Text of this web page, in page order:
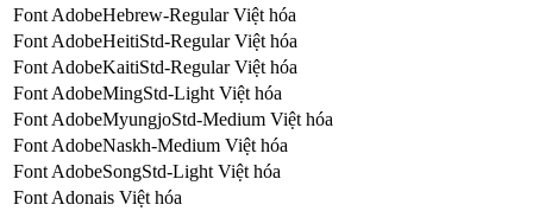
Font AdobeHebrew-Regular Việt hóa
Font AdobeHeitiStd-Regular Việt hóa
Font AdobeKaitiStd-Regular Việt hóa
Font AdobeMingStd-Light Việt hóa
Font AdobeMyungjoStd-Medium Việt hóa
Font AdobeNaskh-Medium Việt hóa
Font AdobeSongStd-Light Việt hóa
Font Adonais Việt hóa